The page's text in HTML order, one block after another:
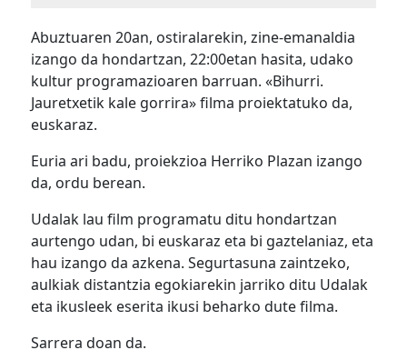
Abuztuaren 20an, ostiralarekin, zine-emanaldia
izango da hondartzan, 22:00etan hasita, udako
kultur programazioaren barruan. «Bihurri.
Jauretxetik kale gorrira» filma proiektatuko da,
euskaraz.
Euria ari badu, proiekzioa Herriko Plazan izango
da, ordu berean.
Udalak lau film programatu ditu hondartzan
aurtengo udan, bi euskaraz eta bi gaztelaniaz, eta
hau izango da azkena. Segurtasuna zaintzeko,
aulkiak distantzia egokiarekin jarriko ditu Udalak
eta ikusleek eserita ikusi beharko dute filma.
Sarrera doan da.